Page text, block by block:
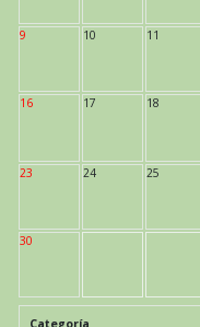
9 10 11
16 17 18
23 24 25
30
Categoría